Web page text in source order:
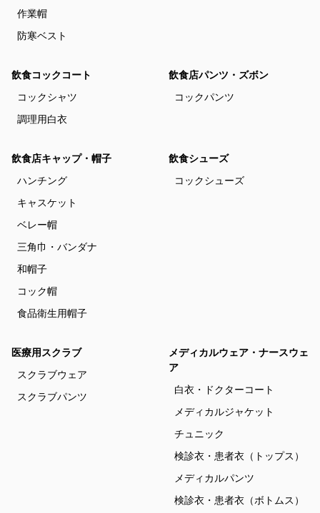
作業帽
防寒ベスト
飲食コックコート
コックシャツ
調理用白衣
飲食店パンツ・ズボン
コックパンツ
飲食店キャップ・帽子
ハンチング
キャスケット
ベレー帽
三角巾・バンダナ
和帽子
コック帽
食品衛生用帽子
飲食シューズ
コックシューズ
医療用スクラブ
スクラブウェア
スクラブパンツ
メディカルウェア・ナースウェ
ア
白衣・ドクターコート
メディカルジャケット
チュニック
検診衣・患者衣（トップス）
メディカルパンツ
検診衣・患者衣（ボトムス）